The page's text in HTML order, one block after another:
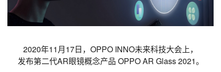
2020年11月17日，OPPO INNO未来科技大会上，
发布第二代AR眼镜概念产品 OPPO AR Glass 2021。